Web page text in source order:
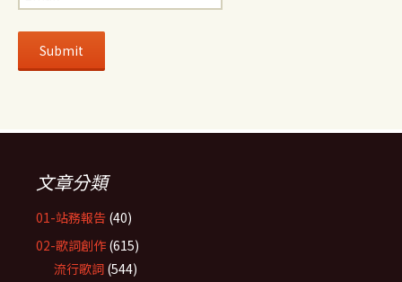
文章分類
01-站務報告 (40)
02-歌詞創作 (615)
流行歌詞 (544)